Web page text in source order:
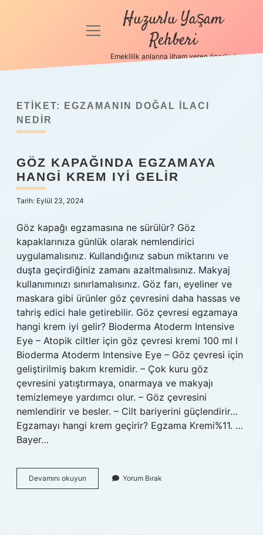
Anasayfa
Politikası
Yasal Uyarı
Hakkımızda
menüyü
Huzurlu Yaşam
Rehberi
Emeklilik anlarına ilham veren öneriler!
ETIKET:
EGZAMANIN DOĞAL ILACI
NEDIR
GÖZ KAPAĞINDA EGZAMAYA
HANGI KREM IYI GELIR
Tarih: Eylül 23, 2024
Göz kapağı egzamasına ne sürülür? Göz
kapaklarınıza günlük olarak nemlendirici
uygulamalısınız. Kullandığınız sabun miktarını ve
duşta geçirdiğiniz zamanı azaltmalısınız. Makyaj
kullanımınızı sınırlamalısınız. Göz farı, eyeliner ve
maskara gibi ürünler göz çevresini daha hassas ve
tahriş edici hale getirebilir. Göz çevresi egzamaya
hangi krem iyi gelir? Bioderma Atoderm Intensive
Eye – Atopik ciltler için göz çevresi kremi 100 ml l
Bioderma Atoderm Intensive Eye – Göz çevresi için
geliştirilmiş bakım kremidir. – Çok kuru göz
çevresini yatıştırmaya, onarmaya ve makyajı
temizlemeye yardımcı olur. – Göz çevresini
nemlendirir ve besler. – Cilt bariyerini güçlendirir…
Egzamayı hangi krem geçirir? Egzama Kremi%11. …
Bayer…
Devamını okuyun
Kapağında
Yorum Bırak